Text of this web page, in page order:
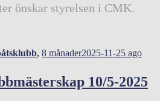
önskar styrelsen i CMK.
, 8 månader2025-11-25 ago
10/5-2025